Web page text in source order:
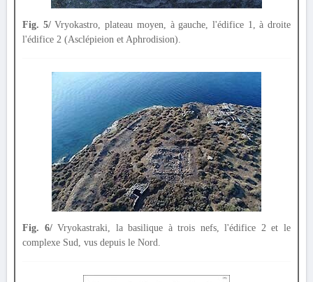
Fig. 5/Vryokastro, plateau moyen, à gauche, l'édifice 1, à droite
l'édifice 2 (Asclépieion et Aphrodision).
Fig. 6/Vryokastraki, la basilique à trois nefs, l'édifice 2 et le
complexe Sud, vus depuis le Nord.